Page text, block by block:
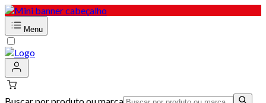
Menu